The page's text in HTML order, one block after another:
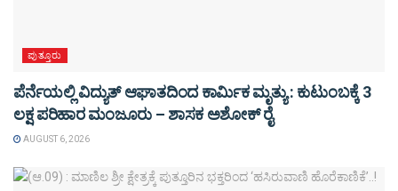
ಪುತ್ತೂರು
ಪೆರ್ನೆಯಲ್ಲಿ ವಿದ್ಯುತ್ ಆಘಾತದಿಂದ ಕಾರ್ಮಿಕ ಮೃತ್ಯು : ಕುಟುಂಬಕ್ಕೆ 3
ಲಕ್ಷ ಪರಿಹಾರ ಮಂಜೂರು – ಶಾಸಕ ಅಶೋಕ್ ರೈ
AUGUST 6, 2026